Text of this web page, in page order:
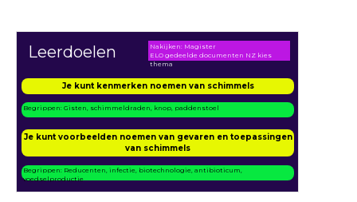
Leerdoelen
Je kunt kenmerken noemen van schimmels
Begrippen: Gisten, schimmeldraden, knop, paddenstoel
Je kunt voorbeelden noemen van gevaren en toepassingen
van schimmels
Begrippen: Reducenten, infectie, biotechnologie, antibioticum,
voedselproductie
Nakijken: Magister
ELO gedeelde documenten NZ kies
thema